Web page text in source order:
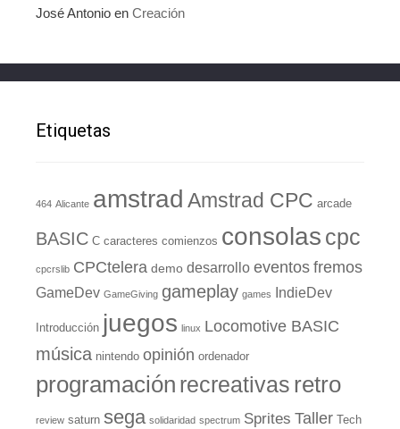
José Antonio en Creación
Etiquetas
464 Alicante amstrad Amstrad CPC arcade
BASIC C caracteres comienzos consolas cpc
cpcrslib CPCtelera demo desarrollo eventos fremos
GameDev GameGiving gameplay games IndieDev
Introducción juegos linux Locomotive BASIC
música nintendo opinión ordenador
programación recreativas retro
review saturn sega solidaridad spectrum Sprites Taller Tech